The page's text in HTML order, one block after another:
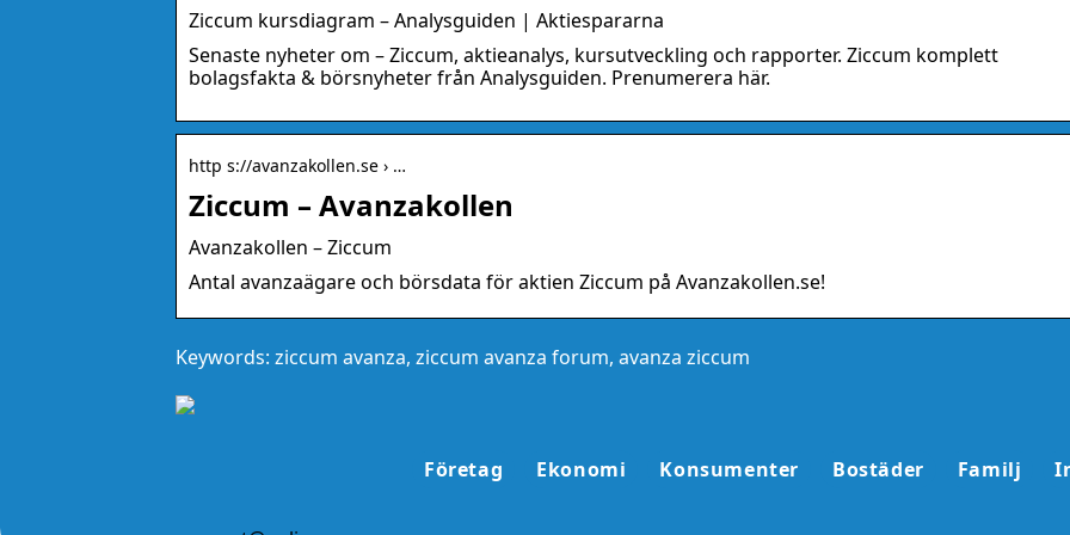
Ziccum kursdiagram – Analysguiden | Aktiespararna
Senaste nyheter om – Ziccum, aktieanalys, kursutveckling och rapporter. Ziccum komplett
bolagsfakta & börsnyheter från Analysguiden. Prenumerera här.
http s://avanzakollen.se › …
Ziccum – Avanzakollen
Avanzakollen – Ziccum
Antal avanzaägare och börsdata för aktien Ziccum på Avanzakollen.se!
Keywords: ziccum avanza, ziccum avanza forum, avanza ziccum
Företag Ekonomi Konsumenter Bostäder Familj